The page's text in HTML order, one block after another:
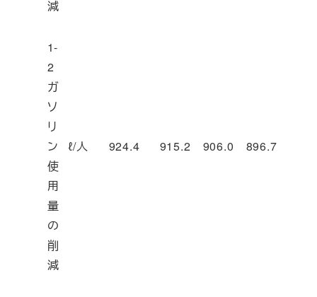
減
1-
2
ガ
ソ
リ
ン
使
用
量
の
削
減
ℓ/人 924.4 915.2 906.0 896.7